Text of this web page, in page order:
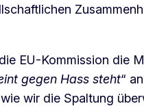
EU-Kommission die
gegen Hass steht“
wir die Spaltung